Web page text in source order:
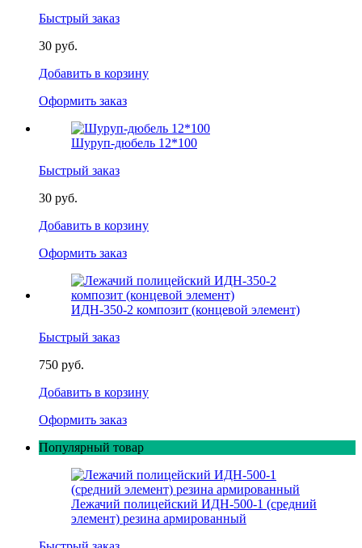
Быстрый заказ
30 руб.
Добавить в корзину
Оформить заказ
Шуруп-дюбель 12*100
Быстрый заказ
30 руб.
Добавить в корзину
Оформить заказ
ИДН-350-2 композит (концевой элемент)
Быстрый заказ
750 руб.
Добавить в корзину
Оформить заказ
Популярный товар
Лежачий полицейский ИДН-500-1 (средний
элемент) резина армированный